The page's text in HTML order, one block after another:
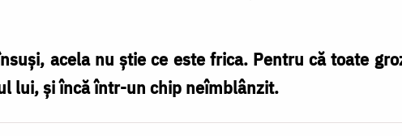
acela nu știe ce este frica. Pentru că toate
lui, și încă într-un chip neîmblânzit.